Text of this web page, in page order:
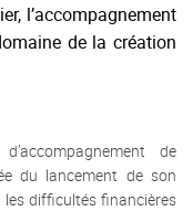
l’accompagnement
de la création
de
du lancement de son
les difficultés financières